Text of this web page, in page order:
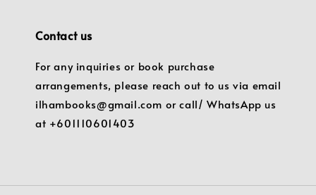
Contact us
For any inquiries or book purchase
arrangements, please reach out to us via email
ilhambooks@gmail.com or call/ WhatsApp us
at +601110601403